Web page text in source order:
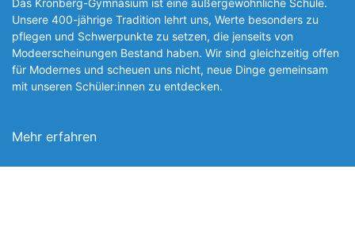
Das Kronberg-Gymnasium ist eine außergewöhnliche Schule.
Unsere 400-jährige Tradition lehrt uns, Werte besonders zu
pflegen und Schwerpunkte zu setzen, die jen­seits von
Modeerscheinungen Be­stand haben. Wir sind gleichzeitig offen
für Modernes und scheuen uns nicht, neue Dinge gemeinsam
mit unseren Schüler:innen zu entde­cken.
Mehr erfahren